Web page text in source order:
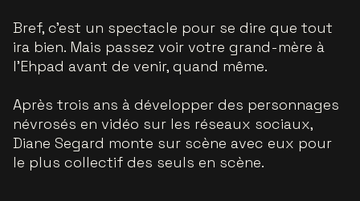
Bref, c’est un spectacle pour se dire que tout
ira bien. Mais passez voir votre grand-mère à
l’Ehpad avant de venir, quand même.
Après trois ans à développer des personnages
névrosés en vidéo sur les réseaux sociaux,
Diane Segard monte sur scène avec eux pour
le plus collectif des seuls en scène.